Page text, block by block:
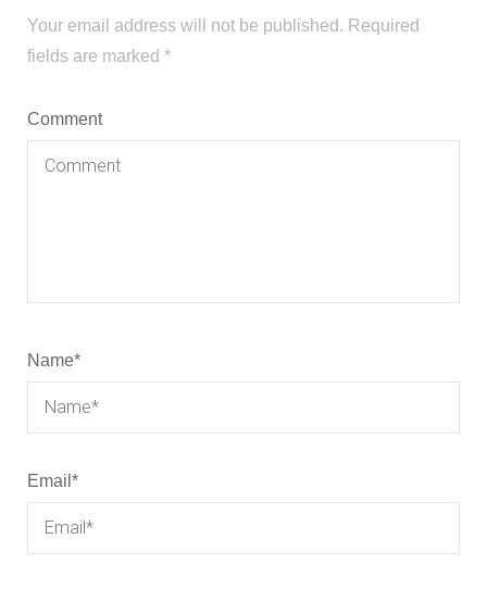
Your email address will not be published. Required
fields are marked *
Comment
Name*
Email *